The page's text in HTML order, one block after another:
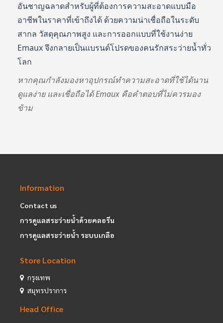
อันชาญฉลาดสำหรับผู้ที่ต้องการความสะอาดแบบมือ
อาชีพในราคาที่เข้าถึงได้ ด้วยความน่าเชื่อถือในระดับ
สากล วัสดุคุณภาพสูง และการออกแบบที่ใช้งานง่าย
Emaux จึงกลายเป็นแบรนด์โปรดของคนรักสระว่ายน้ำทั่ว
โลก
หากคุณกำลังมองหาอุปกรณ์ทำความสะอาดที่ใช้ได้นาน
ดูแลง่าย และเชื่อถือได้ Emaux คือคำตอบที่ไม่ควรมอง
ข้าม
Information
Contact us
การดูแลสระว่ายน้ำด้วยคลอรีน
การดูแลสระว่ายน้ำ ระบบเกลือ
Store Location
กรุงเทพ
สมุทรปราการ
Head Office